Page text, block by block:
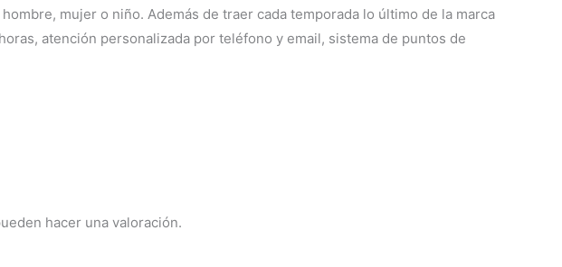
mujer o niño. Además de traer cada temporada lo último de la marca
atención personalizada por teléfono y email, sistema de puntos de
hacer una valoración.